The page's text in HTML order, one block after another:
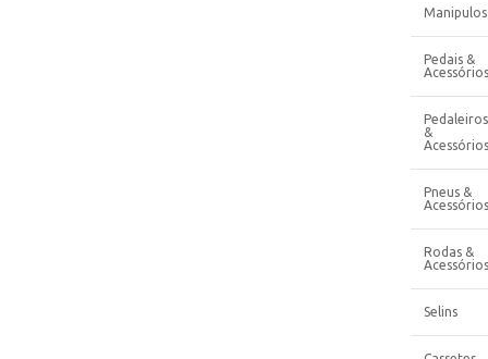
Manipulos
Pedais &
Acessórios
Pedaleiros
&
Acessórios
Pneus &
Acessórios
Rodas &
Acessórios
Selins